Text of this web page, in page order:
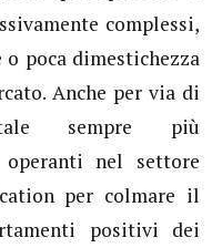
complessi,
o poca dimestichezza
Anche per via di
sempre più
operanti nel settore
per colmare il
positivi dei